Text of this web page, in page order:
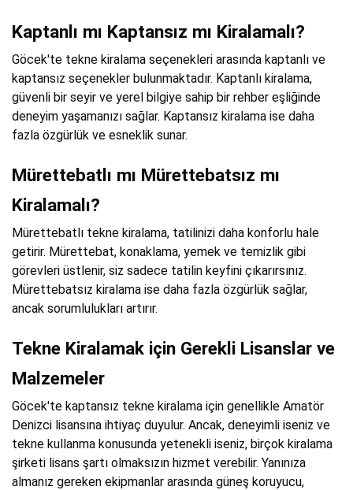
Kaptanlı mı Kaptansız mı Kiralamalı?
Göcek'te tekne kiralama seçenekleri arasında kaptanlı ve
kaptansız seçenekler bulunmaktadır. Kaptanlı kiralama,
güvenli bir seyir ve yerel bilgiye sahip bir rehber eşliğinde
deneyim yaşamanızı sağlar. Kaptansız kiralama ise daha
fazla özgürlük ve esneklik sunar.
Mürettebatlı mı Mürettebatsız mı
Kiralamalı?
Mürettebatlı tekne kiralama, tatilinizi daha konforlu hale
getirir. Mürettebat, konaklama, yemek ve temizlik gibi
görevleri üstlenir, siz sadece tatilin keyfini çıkarırsınız.
Mürettebatsız kiralama ise daha fazla özgürlük sağlar,
ancak sorumlulukları artırır.
Tekne Kiralamak için Gerekli Lisanslar ve
Malzemeler
Göcek'te kaptansız tekne kiralama için genellikle Amatör
Denizci lisansına ihtiyaç duyulur. Ancak, deneyimli iseniz ve
tekne kullanma konusunda yetenekli iseniz, birçok kiralama
şirketi lisans şartı olmaksızın hizmet verebilir. Yanınıza
almanız gereken ekipmanlar arasında güneş koruyucu,